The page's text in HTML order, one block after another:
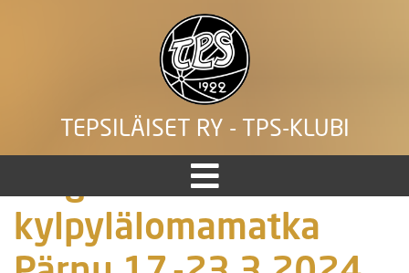
TEPSILÄISET RY - TPS-KLUBI
kylpylälomamatka